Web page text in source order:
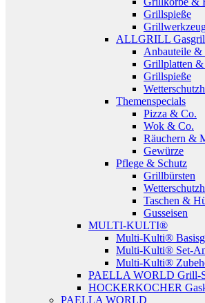
Grillspieße
ALLGRILL
Anbauteile &
Grillplatten
Grillspieße
Themenspecials
Pizza & Co.
Wok & Co.
Räuchern &
Gewürze
Pflege & Schutz
Grillbürsten
Taschen &
Gusseisen
MULTI-KULTI®
Multi-Kulti®
Multi-Kulti® Set-
Multi-Kulti®
PAELLA WORLD Grill-
HOCKERKOCHER
PAELLA WORLD